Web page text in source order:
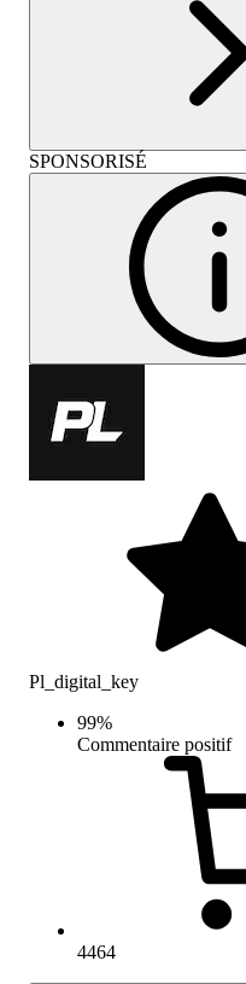
SPONSORISÉ
Pl_digital_key
99%
Commentaire positif
4464